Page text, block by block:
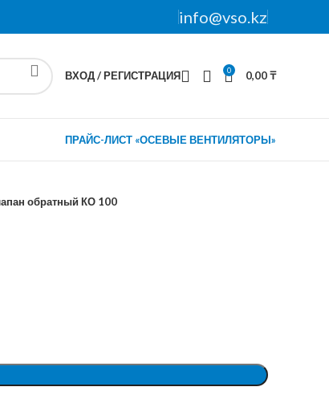
info@vso.kz
ВХОД / РЕГИСТРАЦИЯ 0 0,00₸
ПРАЙС-ЛИСТ «ОСЕВЫЕ ВЕНТИЛЯТОРЫ»
обратный КО 100